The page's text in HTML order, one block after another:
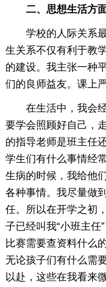
二、思想生活方
学校的人际关系最
生关系不仅有利于教
的建设。我主张一种
们的良师益友。课上
在生活中，我会经
要学会照顾好自己，
的指导老师是班主任
学生们有什么事情经
生病的时候，我给他
各种事情。我尽量做
任。所以在开学之初
子已经叫我“小班主任
比赛需要查资料什么
无论孩子们有什么需
以赴，这些在我看来